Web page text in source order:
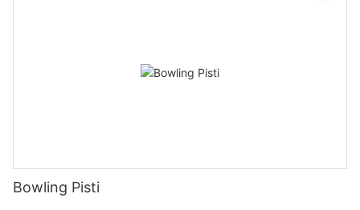
Bowling Pisti